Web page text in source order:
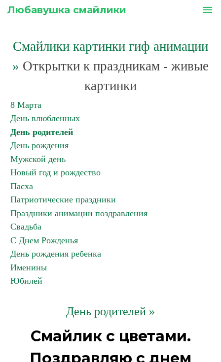
Любавушка смайлики menu
Смайлики картинки гиф анимации
» Открытки к праздникам - живые
картинки
8 Марта
День влюбленных
День родителей
День рождения
Мужской день
Новый год и рождество
Пасха
Патриотические праздники
Праздники анимации поздравления
Свадьба
С Днем Рожденья
День рождения ребенка
Именины
Юбилей
День родителей »
Смайлик с цветами.
Поздравляю с днем